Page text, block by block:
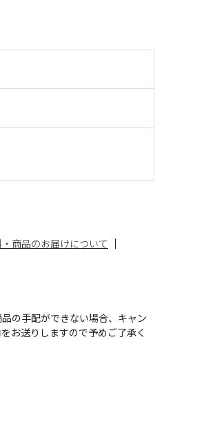
商品のお届けについて
の手配ができない場合、キャン
お送りしますので予めご了承く